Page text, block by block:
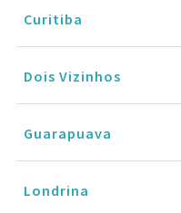
Curitiba
Dois Vizinhos
Guarapuava
Londrina